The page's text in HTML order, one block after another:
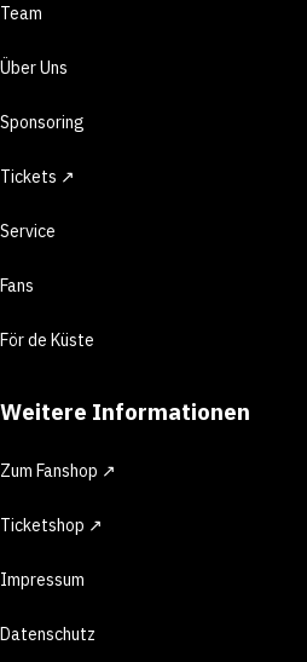
Team
Über Uns
Sponsoring
Tickets ↗
Service
Fans
För de Küste
Weitere Informationen
Zum Fanshop ↗
Ticketshop ↗
Impressum
Datenschutz